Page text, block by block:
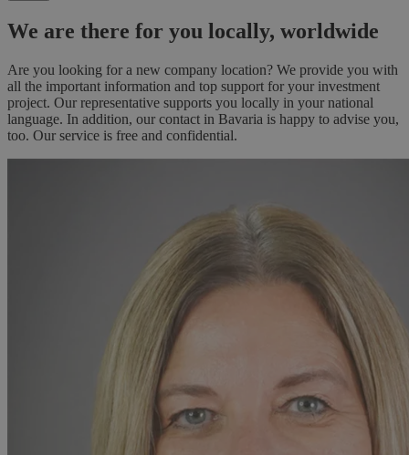
We are there for you locally, worldwide
Are you looking for a new company location? We provide you with
all the important information and top support for your investment
project. Our representative supports you locally in your national
language. In addition, our contact in Bavaria is happy to advise you,
too. Our service is free and confidential.